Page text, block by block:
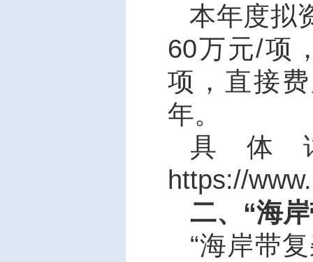
本年度拟
60万元/项
项，直接
年。
具体
https://
二、“海
“海岸带